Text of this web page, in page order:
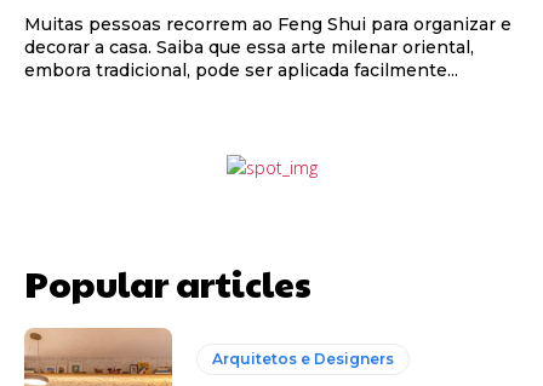
Muitas pessoas recorrem ao Feng Shui para organizar e
decorar a casa. Saiba que essa arte milenar oriental,
embora tradicional, pode ser aplicada facilmente...
Popular articles
Arquitetos e Designers